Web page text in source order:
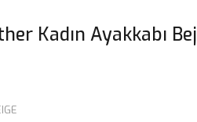
Kadın Ayakkabı Bej